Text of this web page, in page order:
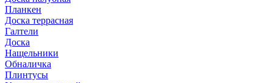
Планкен
Доска террасная
Галтели
Доска
Нащельники
Обналичка
Плинтусы